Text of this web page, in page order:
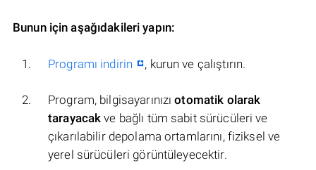
Bunun için aşağıdakileri yapın:
Programı indirin , kurun ve çalıştırın.
Program, bilgisayarınızıotomatik olarak
tarayacak ve bağlı tüm sabit sürücüleri ve
çıkarılabilir depolama ortamlarını, fiziksel ve
yerel sürücüleri görüntüleyecektir.